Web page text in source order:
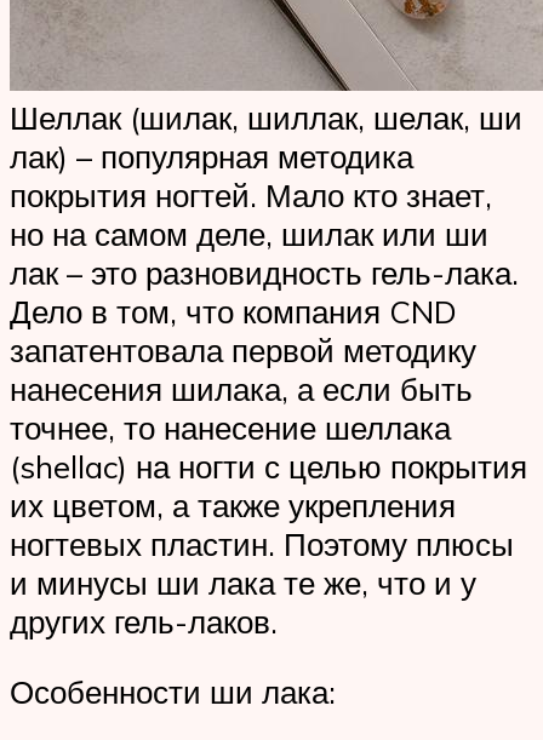
Шеллак (шилак, шиллак, шелак, ши
лак) – популярная методика
покрытия ногтей. Мало кто знает,
но на самом деле, шилак или ши
лак – это разновидность гель-лака.
Дело в том, что компания CND
запатентовала первой методику
нанесения шилака, а если быть
точнее, то нанесение шеллака
(shellac) на ногти с целью покрытия
их цветом, а также укрепления
ногтевых пластин. Поэтому плюсы
и минусы ши лака те же, что и у
других гель-лаков.
Особенности ши лака: